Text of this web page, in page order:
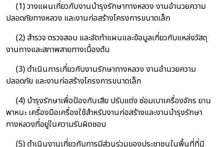
(1) วางแผนเกี่ยวกับงานบำรุงรักษาทางหลวง งานอำนวยความ
ปลอดภัยทางหลวง และงานก่อสร้างโครงการขนาดเล็ก
(2) สำรวจ ตรวจสอบ และจัดทำแผนและข้อมูลเกี่ยวกับแหล่งวัสดุ
งานทางและสภาพสายทางเบื้องต้น
(3) ดำเนินการเกี่ยวกับงานรักษาทางหลวง งานอำนวยความ
ปลอดภัย และงานก่อสร้างโครงการขนาดเล็ก
(4) บำรุงรักษาเพื่อป้องกันเสีย ปรับแต่ง ซ่อมเบาเครื่องจักร ยาน
พาหนะ เครื่องมือเครื่องใช้สำหรับงานก่อสร้างและงานบำรุงรักษา
ทางหลวงที่อยู่ในความรับผิดชอบ
(5) ดำเนินงานเกี่ยวกับการมีส่วนร่วมของประชาชนในพื้นที่ที่มี